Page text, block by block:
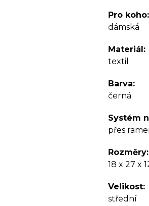
Pro koho
dámská
Materiál
textil
Barva
černá
Systém
přes
Rozměry
18 x 27 x
Velikost
střední